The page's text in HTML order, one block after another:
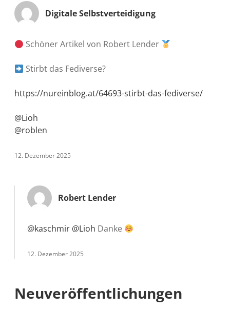
Digitale Selbstverteidigung
Schöner Artikel von Robert Lender
Stirbt das Fediverse?
https://nureinblog.at/64693-stirbt-das-fediverse/
@Lioh
@roblen
12. Dezember 2025
Robert Lender
@kaschmir @Lioh Danke
12. Dezember 2025
Neuveröffentlichungen